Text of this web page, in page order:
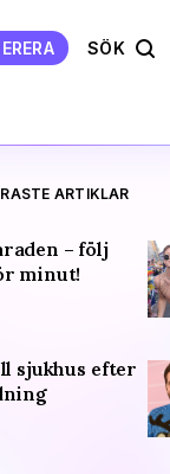
SÖK
ARTIKLAR
– följ
minut!
sjukhus efter